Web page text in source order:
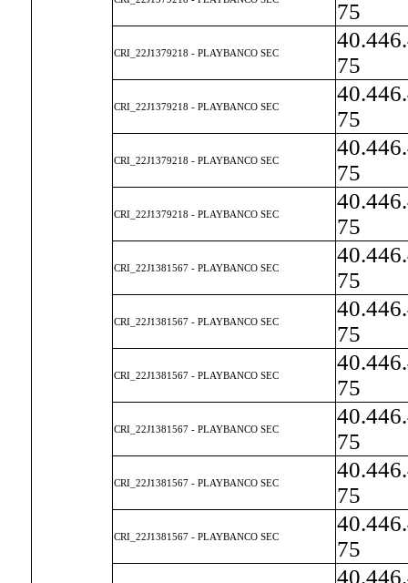
75
CRI_22J1379218 - PLAYBANCO SEC
75
CRI_22J1379218 - PLAYBANCO SEC
75
CRI_22J1379218 - PLAYBANCO SEC
75
CRI_22J1379218 - PLAYBANCO SEC
75
CRI_22J1381567 - PLAYBANCO SEC
75
CRI_22J1381567 - PLAYBANCO SEC
75
CRI_22J1381567 - PLAYBANCO SEC
75
CRI_22J1381567 - PLAYBANCO SEC
75
CRI_22J1381567 - PLAYBANCO SEC
75
CRI_22J1381567 - PLAYBANCO SEC
75